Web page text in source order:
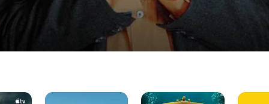
Irremediablemente
Vida
Pequeña